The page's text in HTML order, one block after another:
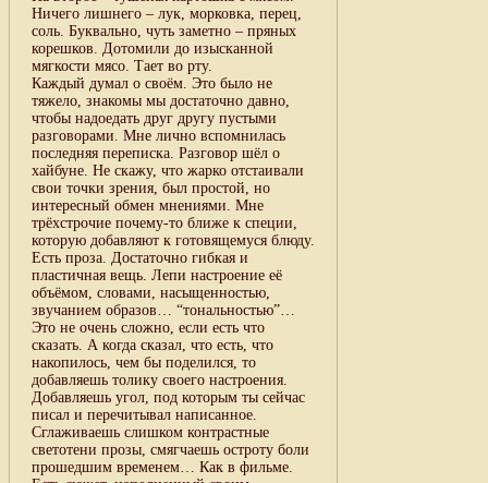
Ничего лишнего – лук, морковка, перец,
соль. Буквально, чуть заметно – пряных
корешков. Дотомили до изысканной
мягкости мясо. Тает во рту.
Каждый думал о своём. Это было не
тяжело, знакомы мы достаточно давно,
чтобы надоедать друг другу пустыми
разговорами. Мне лично вспомнилась
последняя переписка. Разговор шёл о
хайбуне. Не скажу, что жарко отстаивали
свои точки зрения, был простой, но
интересный обмен мнениями. Мне
трёхстрочие почему-то ближе к специи,
которую добавляют к готовящемуся блюду.
Есть проза. Достаточно гибкая и
пластичная вещь. Лепи настроение её
объёмом, словами, насыщенностью,
звучанием образов… “тональностью”…
Это не очень сложно, если есть что
сказать. А когда сказал, что есть, что
накопилось, чем бы поделился, то
добавляешь толику своего настроения.
Добавляешь угол, под которым ты сейчас
писал и перечитывал написанное.
Сглаживаешь слишком контрастные
светотени прозы, смягчаешь остроту боли
прошедшим временем… Как в фильме.